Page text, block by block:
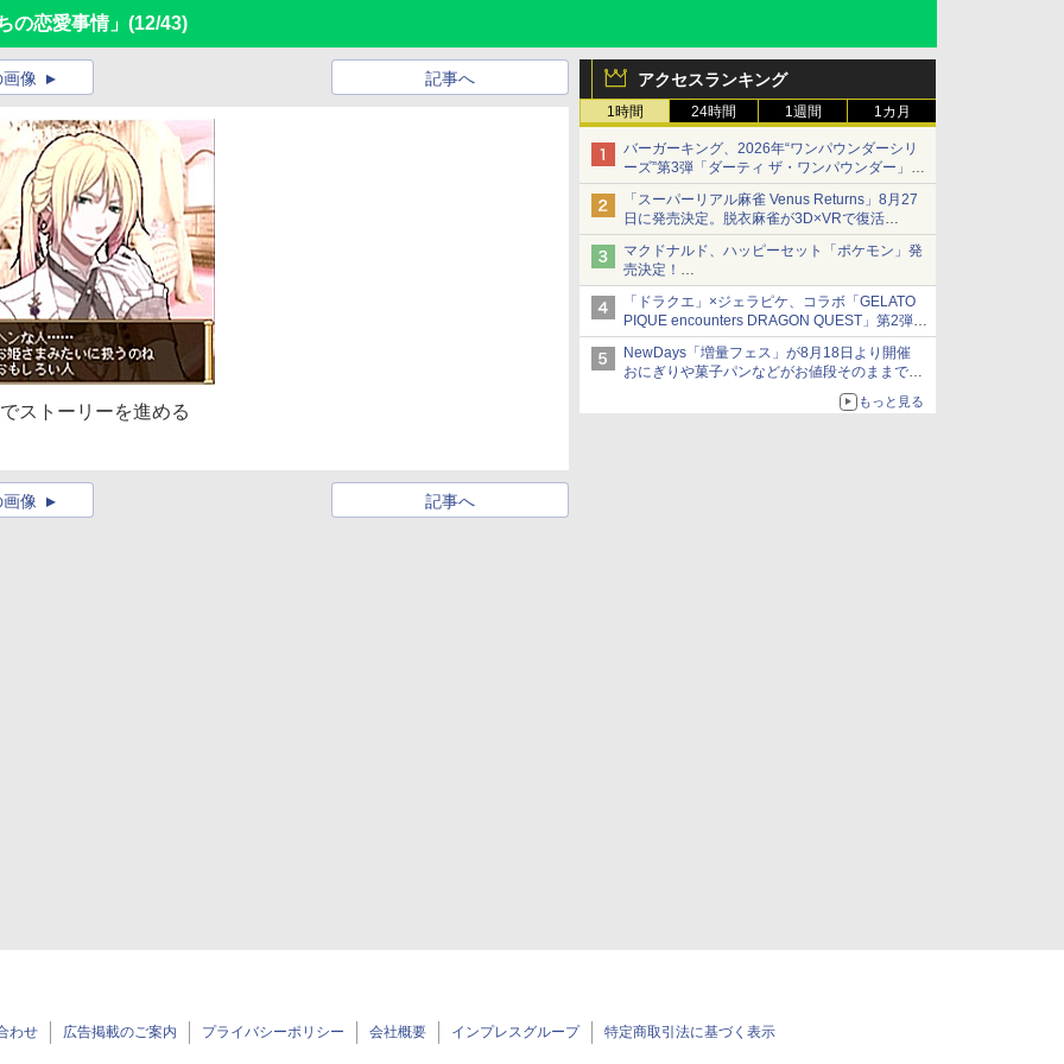
の恋愛事情」 (12/43)
アクセスランキング
1時間 24時間 1週間 1カ月
バーガーキング、2026年“ワンパウンダーシリ
ーズ”第3弾「ダーティ ザ・ワンパウンダー」を
8月7日発売
「特製ガーリックマヨソース」を使用した超大
型チーズバーガー
「スーパーリアル麻雀 Venus Returns」8月27
日に発売決定。脱衣麻雀が3D×VRで復活
発売から2週間は20%オフになるセールが実施
マクドナルド、ハッピーセット「ポケモン」発
売決定！
ポケモン30周年記念で30匹が大集合
「ドラクエ」×ジェラピケ、コラボ「GELATO
PIQUE encounters DRAGON QUEST」第2弾が
本日発売
アイスカップに入ったスライムやわたぼう、ベ
ビーサタンなどがオリジナルアートで登場
NewDays「増量フェス」が8月18日より開催
おにぎりや菓子パンなどがお値段そのままで最
もっと見る
記事へ
画像
ストーリーを進める
記事へ
画像
わせ 広告掲載のご案内 プライバシーポリシー 会社概要 インプレスグループ 特定商取引法に基づく表示